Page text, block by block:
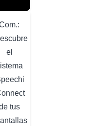
el
tus